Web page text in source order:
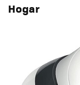
Hogar